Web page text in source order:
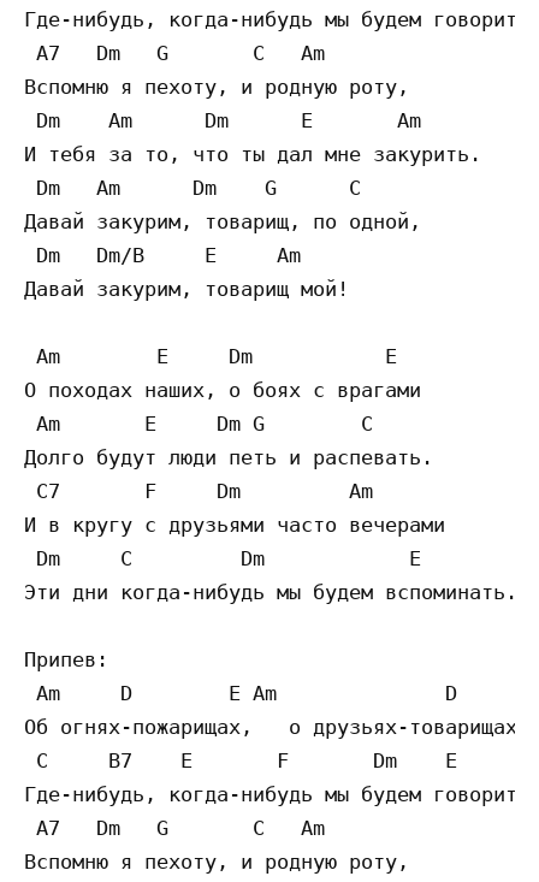
Где-нибудь, когда-нибудь мы будем
A7   Dm   G       C   Am
Вспомню я пехоту, и родную роту,
Dm    Am      Dm      E       Am
И тебя за то, что ты дал мне закурить.
Dm   Am      Dm    G      C
Давай закурим, товарищ, по одной,
Dm   Dm/B     E     Am
Давай закурим, товарищ мой!
Am        E     Dm           E
О походах наших, о боях с врагами
Am       E     Dm G        C
Долго будут люди петь и распевать.
C7       F     Dm         Am
И в кругу с друзьями часто вечерами
Dm     C         Dm            E
Эти дни когда-нибудь мы будем вспоминать.
Припев:
Am     D        E Am              D
Об огнях-пожарищах,   о друзьях-товарищах
C     B7    E       F       Dm    E
Где-нибудь, когда-нибудь мы будем
A7   Dm   G       C   Am
Вспомню я пехоту, и родную роту,